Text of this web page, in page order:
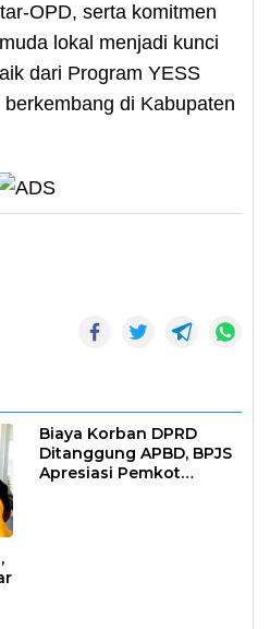
OPD, serta komitmen
lokal menjadi kunci
dari Program YESS
di Kabupaten
Biaya Korban DPRD
Ditanggung APBD, BPJS
Apresiasi Pemkot